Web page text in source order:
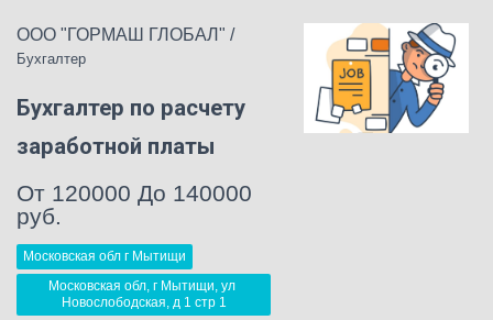
ООО "ГОРМАШ ГЛОБАЛ" /
Бухгалтер
Бухгалтер по расчету
заработной платы
От 120000 До 140000
руб.
Московская обл г Мытищи
Московская обл, г Мытищи, ул
Новослободская, д 1 стр 1